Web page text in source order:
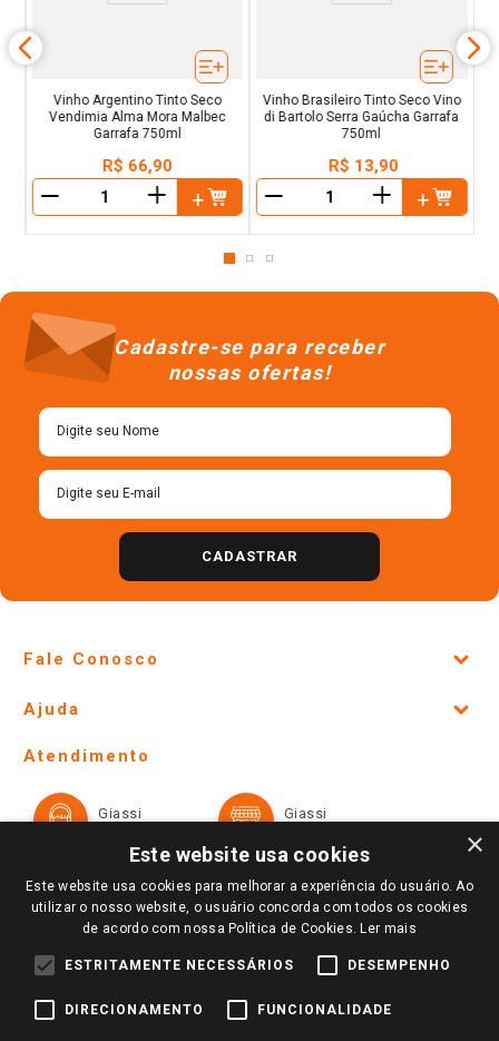
Vinho Argentino Tinto Seco
Vendimia Alma Mora Malbec
Garrafa 750ml
R$ 66,90
＋
Vinho Brasileiro Tinto Seco Vino
di Bartolo Serra Gaúcha Garrafa
750ml
R$ 13,90
＋
Cadastre-se para receber
nossas ofertas!
CADASTRAR
Fale Conosco
Lojas Físicas e Horários
Ofertas
Televendas
Notícias
Perguntas frequentes
Identidade Visual
Ajuda
Formas de Pagamento
Trocas e Devoluções
Atendimento
Giassi
Giassi
Redes Sociais
×
Este website usa cookies
Este website usa cookies para melhorar a experiência do usuário. Ao
utilizar o nosso website, o usuário concorda com todos os cookies
de acordo com nossa Política de Cookies. Ler mais
ESTRITAMENTE NECESSÁRIOS DESEMPENHO
DIRECIONAMENTO FUNCIONALIDADE